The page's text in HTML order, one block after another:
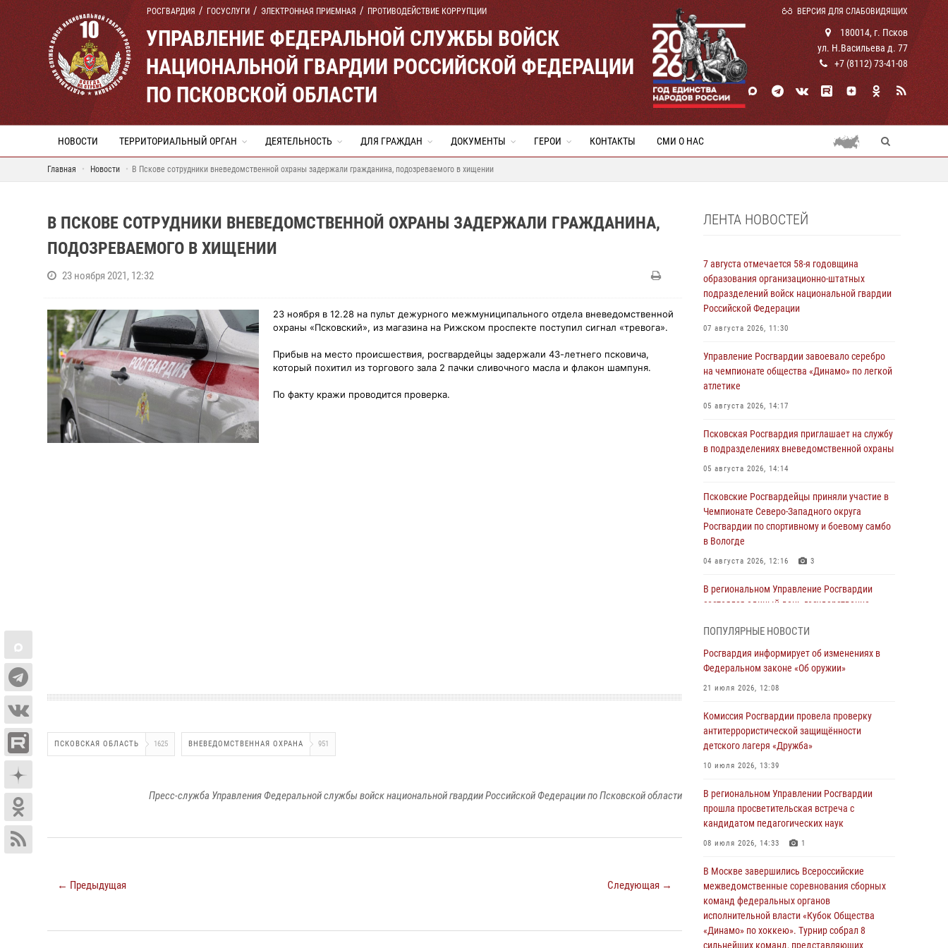
РОСГВАРДИЯ ГОСУСЛУГИ ЭЛЕКТРОННАЯ ПРИЕМНАЯ ПРОТИВОДЕЙСТВИЕ КОРРУПЦИИ ВЕРСИЯ ДЛЯ СЛАБОВИДЯЩИХ
УПРАВЛЕНИЕ ФЕДЕРАЛЬНОЙ СЛУЖБЫ ВОЙСК
НАЦИОНАЛЬНОЙ ГВАРДИИ РОССИЙСКОЙ ФЕДЕРАЦИИ
ПО ПСКОВСКОЙ ОБЛАСТИ
180014, г. Псков
ул. Н.Васильева д. 77
+7 (8112) 73-41-08
НОВОСТИ ТЕРРИТОРИАЛЬНЫЙ ОРГАН ДЕЯТЕЛЬНОСТЬ ДЛЯ ГРАЖДАН ДОКУМЕНТЫ ГЕРОИ КОНТАКТЫ СМИ О НАС
Главная Новости В Пскове сотрудники вневедомственной охраны задержали гражданина, подозреваемого в хищении
В ПСКОВЕ СОТРУДНИКИ ВНЕВЕДОМСТВЕННОЙ ОХРАНЫ ЗАДЕРЖАЛИ ГРАЖДАНИНА,
ПОДОЗРЕВАЕМОГО В ХИЩЕНИИ
23 ноября 2021, 12:32
23 ноября в 12.28 на пульт дежурного межмуниципального отдела вневедомственной
охраны «Псковский», из магазина на Рижском проспекте поступил сигнал «тревога».
Прибыв на место происшествия, росгвардейцы задержали 43-летнего псковича,
который похитил из торгового зала 2 пачки сливочного масла и флакон шампуня.
По факту кражи проводится проверка.
ПСКОВСКАЯ ОБЛАСТЬ 1625 ВНЕВЕДОМСТВЕННАЯ ОХРАНА 951
Пресс-служба Управления Федеральной службы войск национальной гвардии Российской Федерации по Псковской области
← Предыдущая Следующая →
ЛЕНТА НОВОСТЕЙ
7 августа отмечается 58-я годовщина
образования организационно-штатных
подразделений войск национальной гвардии
Российской Федерации
07 августа 2026, 11:30
Управление Росгвардии завоевало серебро
на чемпионате общества «Динамо» по легкой
атлетике
05 августа 2026, 14:17
Псковская Росгвардия приглашает на службу
в подразделениях вневедомственной охраны
05 августа 2026, 14:14
Псковские Росгвардейцы приняли участие в
Чемпионате Северо-Западного округа
Росгвардии по спортивному и боевому самбо
в Вологде
04 августа 2026, 12:16 3
В региональном Управление Росгвардии
состоялся единый день государственно-
Генерал-полковник Юрий Аверин выступил на
смыслов»
03 августа 2026, 17:21
03 августа 2026, 14:10
Росгвардейцы принимают участие в
обеспечении общественной безопасности во
02 августа 2026, 13:28
За минувшие сутки Псковские росгвардейцы
выезжали два раза на улицу Труда
31 июля 2026, 13:53
ПОПУЛЯРНЫЕ НОВОСТИ
Росгвардия информирует об изменениях в
Федеральном законе «Об оружии»
21 июля 2026, 12:08
Комиссия Росгвардии провела проверку
антитеррористической защищённости
детского лагеря «Дружба»
10 июля 2026, 13:39
В региональном Управлении Росгвардии
прошла просветительская встреча с
кандидатом педагогических наук
08 июля 2026, 14:33 1
В Москве завершились Всероссийские
межведомственные соревнования сборных
команд федеральных органов
исполнительной власти «Кубок Общества
«Динамо» по хоккею». Турнир собрал 8
сильнейших команд, представляющих